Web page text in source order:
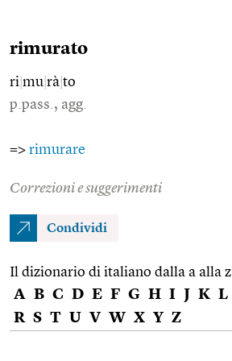
rimurato
ri mu rà to
p.pass., agg.
=> rimurare
Correzioni e suggerimenti
Condividi
Il dizionario di italiano dalla a alla z
A B C D E F G H I J K L
R S T U V W X Y Z